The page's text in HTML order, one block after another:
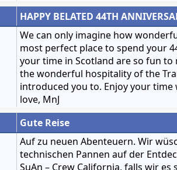
HAPPY BELATED 44TH
We can only imagine how
most perfect place to spend your
your time in Scotland are so fun
the wonderful hospitality of the
introduced you to. Enjoy your time
love, MnJ
Gute Reise
Auf zu neuen Abenteuern. Wir
technischen Pannen auf der
SuAn – Crew California, falls wir